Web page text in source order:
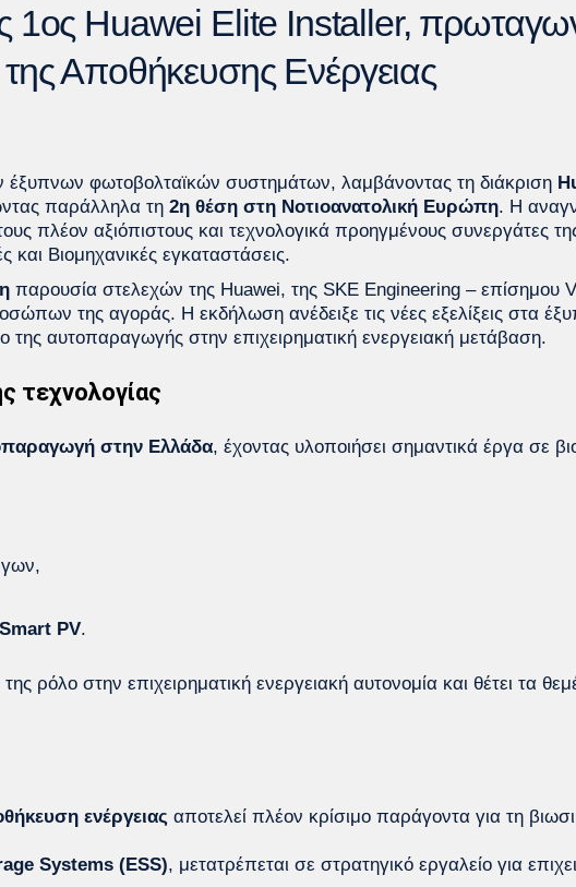
Huawei Elite Installer,
Αποθήκευσης Ενέργειας
φωτοβολταϊκών συστημάτων, λαμβάνοντας τη διάκριση
παράλληλα τη 2η θέση στη Νοτιοανατολική Ευρώπη. Η
πλέον αξιόπιστους και τεχνολογικά προηγμένους συνεργάτες
Βιομηχανικές εγκαταστάσεις.
παρουσία στελεχών της Huawei, της SKE Engineering – επίσημου
της αγοράς. Η εκδήλωση ανέδειξε τις νέες εξελίξεις στα
αυτοπαραγωγής στην επιχειρηματική ενεργειακή μετάβαση.
τεχνολογίας
στην Ελλάδα, έχοντας υλοποιήσει σημαντικά έργα σε
PV.
ρόλο στην επιχειρηματική ενεργειακή αυτονομία και θέτει τα
ενέργειας αποτελεί πλέον κρίσιμο παράγοντα για τη
Systems (ESS), μετατρέπεται σε στρατηγικό εργαλείο για